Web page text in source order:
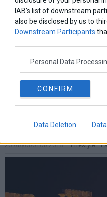
IAB’s list of downstream
also be disclosed by us to
Downstream Participants
Personal Data
CONFIRM
Data Deletion
της Αυγουστιάτικης
26 Αυγούστου 2018 Lifestyle ·